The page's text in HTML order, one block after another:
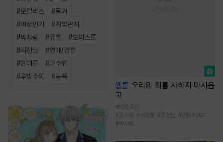
#모럴리스 #동거
#여성인기 #계약관계
#짝사랑 #유혹 #오피스물
#직진남 #연애/결혼
#현대물 #고수위
#후방주의 #능욕
웹툰 우리의 죄를 사하지 마시옵
고
20.5만
#고수위 #서양풍 #조신남 #판타지/SF
#짝사랑